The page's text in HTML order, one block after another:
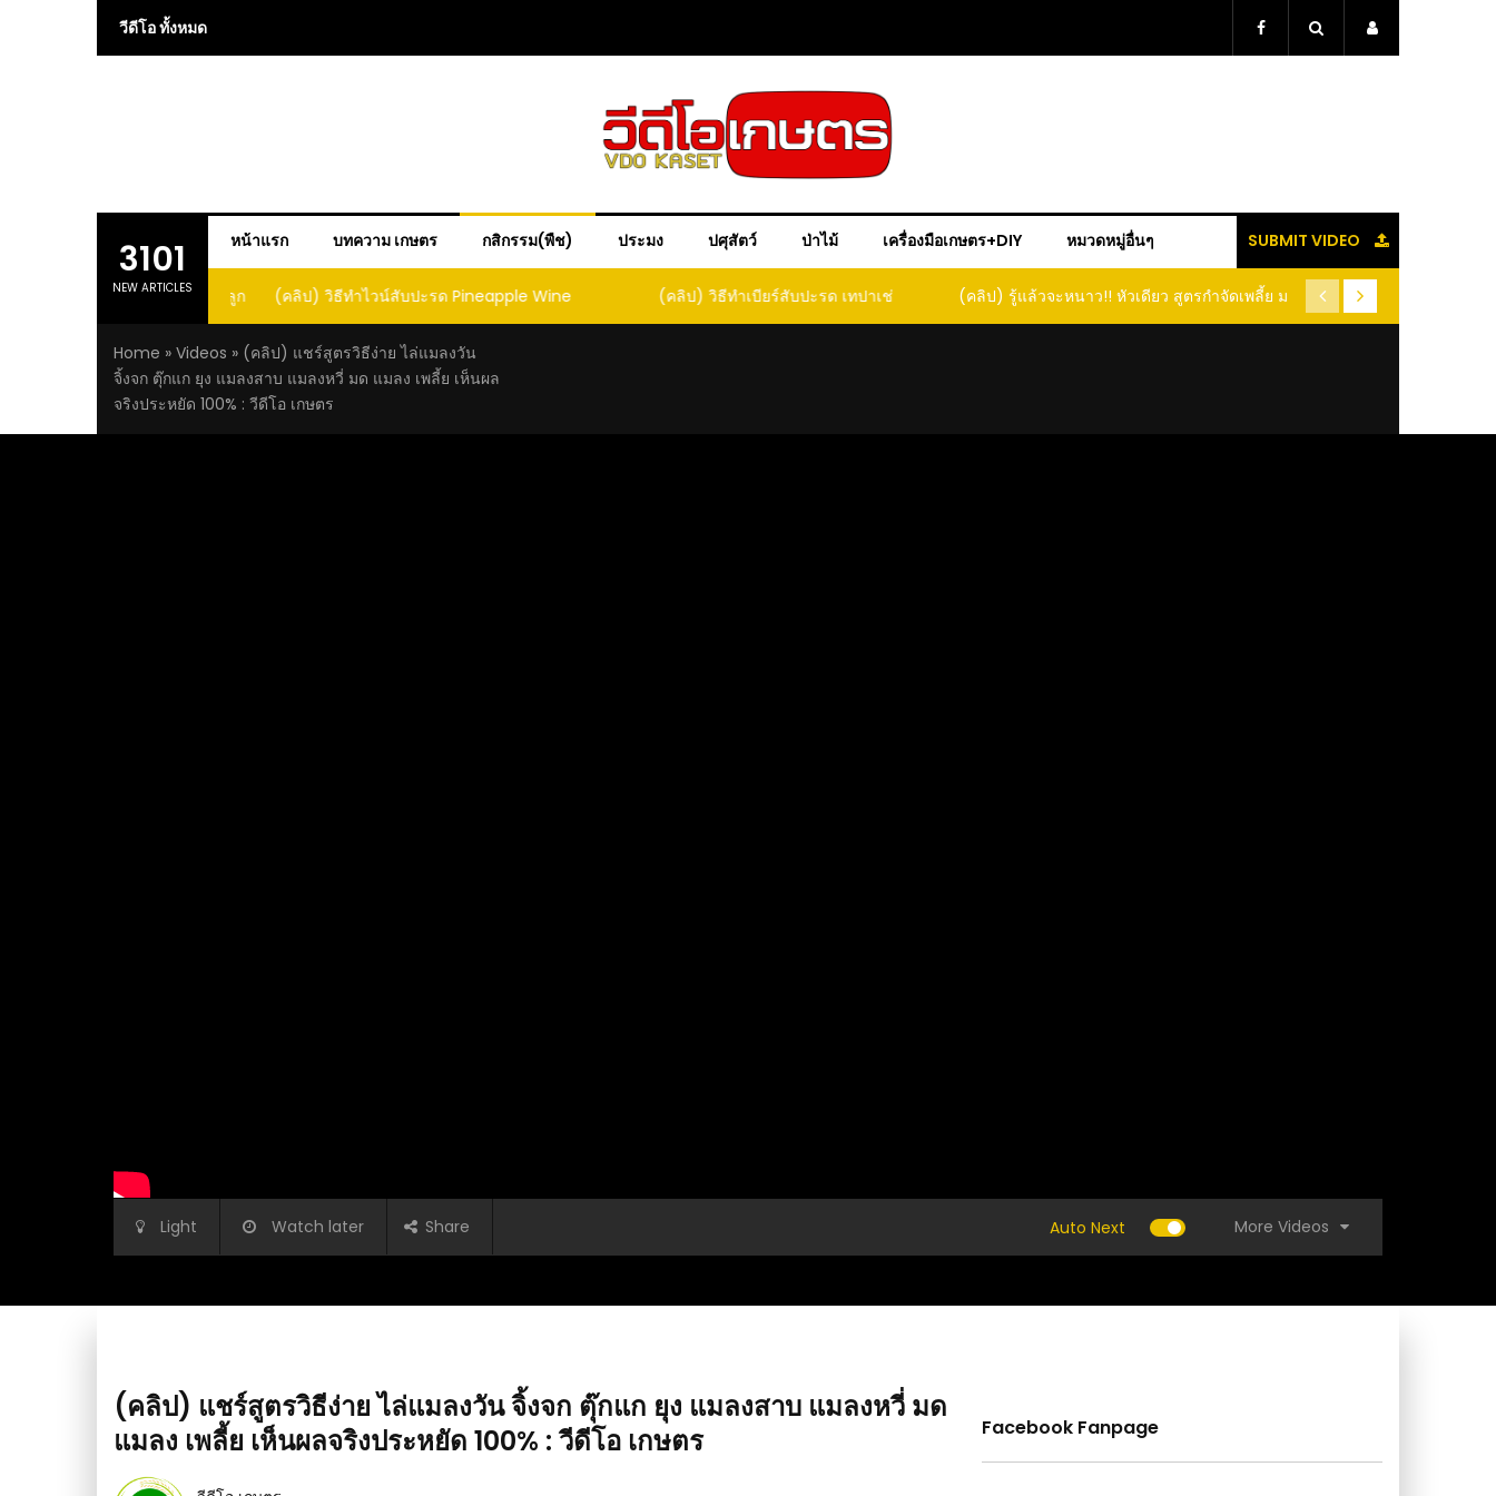
วีดีโอ ทั้งหมด
3101
NEW ARTICLES
หน้าแรก บทความ เกษตร กสิกรรม(พืช) ประมง ปศุสัตว์ ป่าไม้ เครื่องมือเกษตร+DIY หมวดหมู่อื่นๆ SUBMIT VIDEO
ปลูกแคนตาลูปในถัง จะได้ผลลูก
in a barrel would yield
and sweet fruit
(คลิป) วิธีทำไวน์สับปะรด Pineapple Wine (คลิป) วิธีทำเบียร์สับปะรด เทปาเช่
(คลิป) รู้แล้วจะหนาว!! หัวเดียว สูตรกำจัดเพลี้ย มด
หนอนแมลง หนีกระเจิงทั้งสวน ลองทำดูสิ
(คลิป) ปลูกทุเรียนง่ายๆ ปลูก
ต้นคู่ แบบเสียบยอ
Home » Videos » (คลิป) แชร์สูตรวิธีง่าย ไล่แมลงวัน
จิ้งจก ตุ๊กแก ยุง แมลงสาบ แมลงหวี่ มด แมลง เพลี้ย เห็นผล
จริงประหยัด 100% : วีดีโอ เกษตร
Light Watch later Share Auto Next More Videos
(คลิป) แชร์สูตรวิธีง่าย ไล่แมลงวัน จิ้งจก ตุ๊กแก ยุง แมลงสาบ แมลงหวี่ มด
แมลง เพลี้ย เห็นผลจริงประหยัด 100% : วีดีโอ เกษตร
Facebook Fanpage